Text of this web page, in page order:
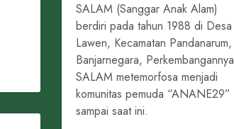
SALAM (Sanggar Anak Alam)
berdiri pada tahun 1988 di Desa
Lawen, Kecamatan Pandanarum,
Banjarnegara, Perkembangannya
SALAM metemorfosa menjadi
komunitas pemuda “ANANE29”
sampai saat ini.